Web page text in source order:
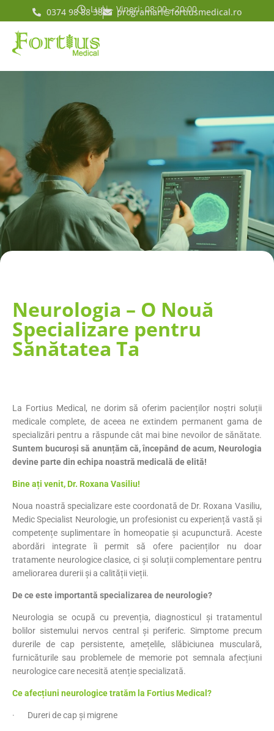
Luni - Vineri: 08:00 - 20:00
0374 98 88 38 programari@fortiusmedical.ro
Neurologia – O Nouă
Specializare pentru
Sănătatea Ta
La Fortius Medical, ne dorim să oferim pacienților noștri soluții
medicale complete, de aceea ne extindem permanent gama de
specializări pentru a răspunde cât mai bine nevoilor de sănătate.
Suntem bucuroși să anunțăm că, începând de acum, Neurologia
devine parte din echipa noastră medicală de elită!
Bine ați venit, Dr. Roxana Vasiliu!
Noua noastră specializare este coordonată de Dr. Roxana Vasiliu,
Medic Specialist Neurologie, un profesionist cu experiență vastă și
competențe suplimentare în homeopatie și acupunctură. Aceste
abordări integrate îi permit să ofere pacienților nu doar
tratamente neurologice clasice, ci și soluții complementare pentru
ameliorarea durerii și a calității vieții.
De ce este importantă specializarea de neurologie?
Neurologia se ocupă cu prevenția, diagnosticul și tratamentul
bolilor sistemului nervos central și periferic. Simptome precum
durerile de cap persistente, amețelile, slăbiciunea musculară,
furnicăturile sau problemele de memorie pot semnala afecțiuni
neurologice care necesită atenție specializată.
Ce afecțiuni neurologice tratăm la Fortius Medical?
· Dureri de cap și migrene